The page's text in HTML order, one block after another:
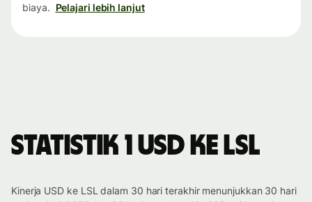
biaya. Pelajari lebih lanjut
Statistik 1 USD ke LSL
Kinerja USD ke LSL dalam 30 hari terakhir menunjukkan 30 hari